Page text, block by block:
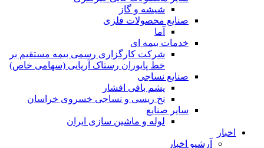
شیشه و گاز
صنایع محصولات فلزی
آما
خدمات بیمه ای
شرکت کارگزاری رسمی بیمه مستقیم بر
خط پایوران رستاک آریایی (سهامی خاص)
صنایع نساجی
پشم بافی افشار
نخ ریسی و نساجی خسروی خراسان
سایر صنایع
لوله و ماشین سازی ایران
اخبار
آرشیو اخبار